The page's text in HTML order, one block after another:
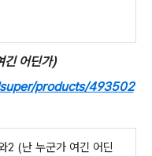
긴 어딘가)
products/493502
2 (난 누군가 여긴 어딘